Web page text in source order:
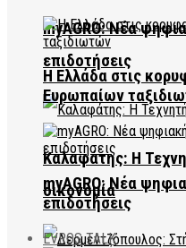
myAGRO: Νέα
επιδοτήσεις
Καλαφάτης: Η
οικονομία
Η Ελλάδα στις
Ευρωπαίων
myAGRO: Νέα
επιδοτήσεις
EVROS TALK